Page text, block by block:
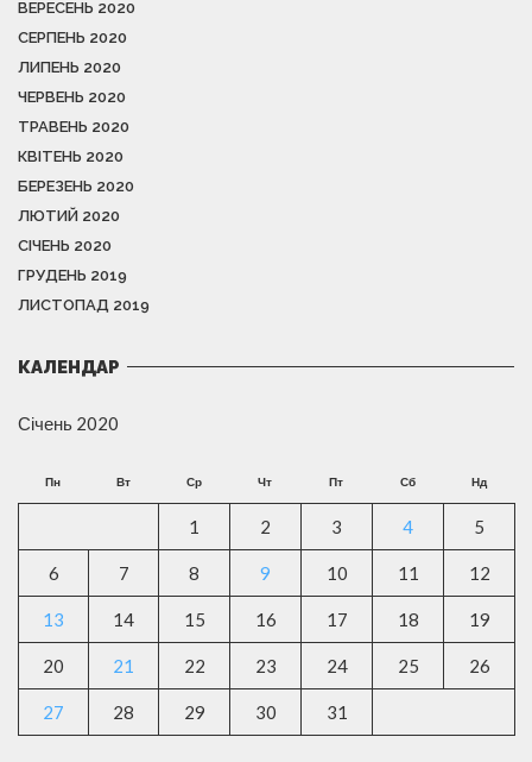
ВЕРЕСЕНЬ 2020
СЕРПЕНЬ 2020
ЛИПЕНЬ 2020
ЧЕРВЕНЬ 2020
ТРАВЕНЬ 2020
КВІТЕНЬ 2020
БЕРЕЗЕНЬ 2020
ЛЮТИЙ 2020
СІЧЕНЬ 2020
ГРУДЕНЬ 2019
ЛИСТОПАД 2019
КАЛЕНДАР
Січень 2020
Пн Вт Ср Чт Пт Сб Нд
1 2 3 4 5
6 7 8 9 10 11 12
13 14 15 16 17 18 19
20 21 22 23 24 25 26
27 28 29 30 31